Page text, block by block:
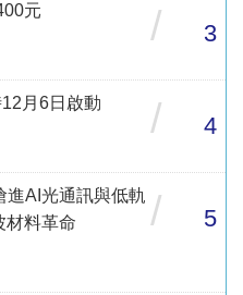
元
/ 3
月6日啟動
/ 4
AI光通訊與低軌
材料革命
/ 5